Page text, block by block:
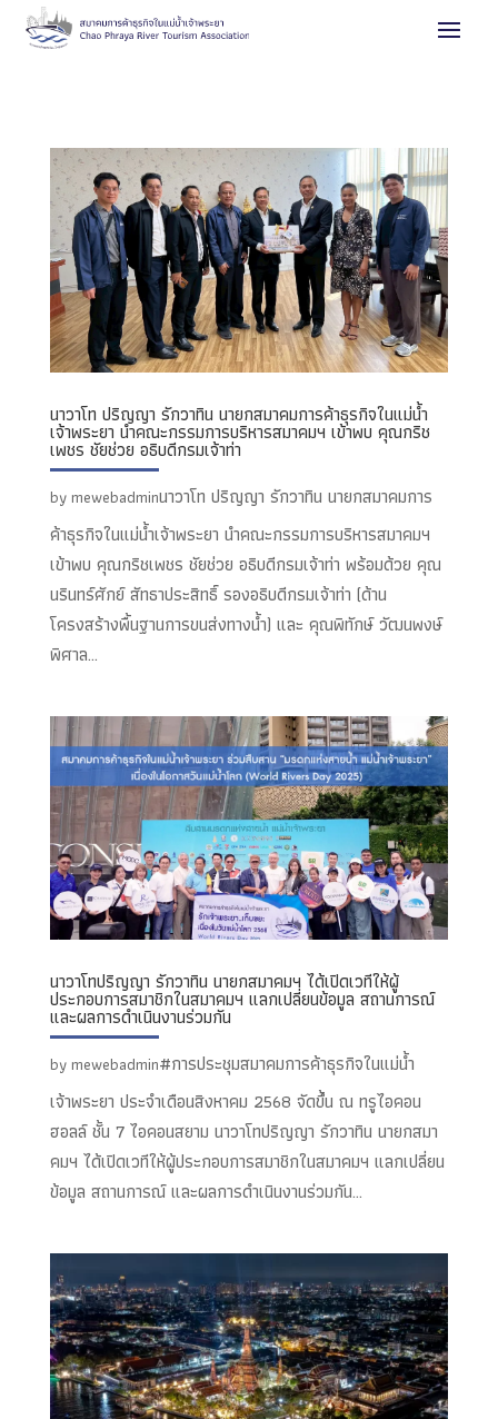
นาวาโท ปริญญา รักวาทิน นายกสมาคมการค้าธุรกิจในแม่น้ำ
เจ้าพระยา นำคณะกรรมการบริหารสมาคมฯ เข้าพบ คุณกริช
เพชร ชัยช่วย อธิบดีกรมเจ้าท่า
bymewebadminนาวาโท ปริญญา รักวาทิน นายกสมาคมการ
ค้าธุรกิจในแม่น้ำเจ้าพระยา นำคณะกรรมการบริหารสมาคมฯ
เข้าพบ คุณกริชเพชร ชัยช่วย อธิบดีกรมเจ้าท่า พร้อมด้วย คุณ
นรินทร์ศักย์ สัทธาประสิทธิ์ รองอธิบดีกรมเจ้าท่า (ด้าน
โครงสร้างพื้นฐานการขนส่งทางน้ำ) และ คุณพิทักษ์ วัฒนพงษ์
พิศาล...
นาวาโทปริญญา รักวาทิน นายกสมาคมฯ ได้เปิดเวทีให้ผู้
ประกอบการสมาชิกในสมาคมฯ แลกเปลี่ยนข้อมูล สถานการณ์
และผลการดำเนินงานร่วมกัน
bymewebadmin#การประชุมสมาคมการค้าธุรกิจในแม่น้ำ
เจ้าพระยา ประจำเดือนสิงหาคม 2568 จัดขึ้น ณ ทรูไอคอน
ฮอลล์ ชั้น 7 ไอคอนสยาม นาวาโทปริญญา รักวาทิน นายกสมา
คมฯ ได้เปิดเวทีให้ผู้ประกอบการสมาชิกในสมาคมฯ แลกเปลี่ยน
ข้อมูล สถานการณ์ และผลการดำเนินงานร่วมกัน...